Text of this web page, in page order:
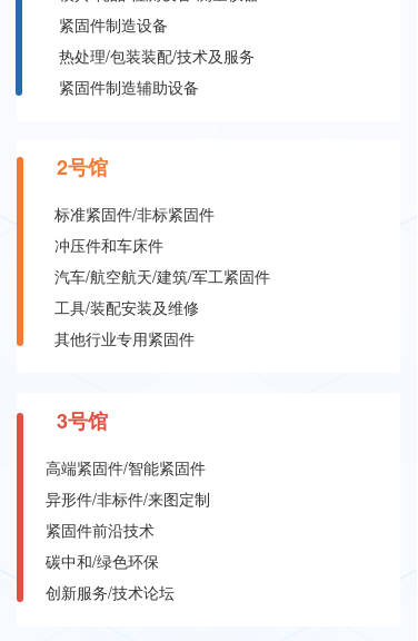
紧固件制造设备
热处理/包装装配/技术及服务
紧固件制造辅助设备
2号馆
标准紧固件/非标紧固件
冲压件和车床件
汽车/航空航天/建筑/军工紧固件
工具/装配安装及维修
其他行业专用紧固件
3号馆
高端紧固件/智能紧固件
异形件/非标件/来图定制
紧固件前沿技术
碳中和/绿色环保
创新服务/技术论坛